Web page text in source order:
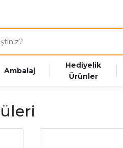
Ambalaj
Hediyelik
Ürünler